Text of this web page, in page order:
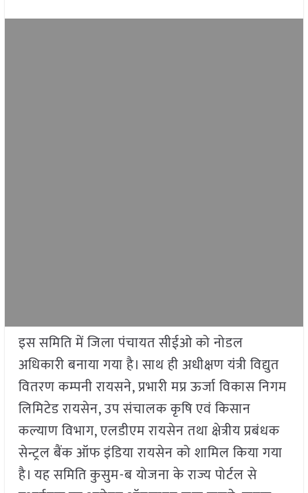
इस समिति में जिला पंचायत सीईओ को नोडल
अधिकारी बनाया गया है। साथ ही अधीक्षण यंत्री विद्युत
वितरण कम्पनी रायसने, प्रभारी मप्र ऊर्जा विकास निगम
लिमिटेड रायसेन, उप संचालक कृषि एवं किसान
कल्याण विभाग, एलडीएम रायसेन तथा क्षेत्रीय प्रबंधक
सेन्ट्रल बैंक ऑफ इंडिया रायसेन को शामिल किया गया
है। यह समिति कुसुम-ब योजना के राज्य पोर्टल से